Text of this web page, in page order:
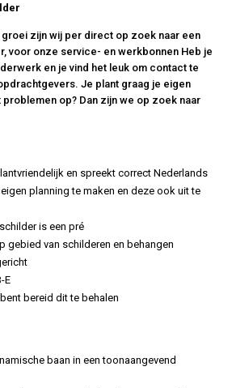
zijn wij per direct op zoek naar een
voor onze service- en werkbonnen Heb je
en je vind het leuk om contact te
Je plant graag je eigen
op? Dan zijn we op zoek naar
en spreekt correct Nederlands
planning te maken en deze ook uit te
is een pré
gebied van schilderen en behangen
E
bereid dit te behalen
baan in een toonaangevend